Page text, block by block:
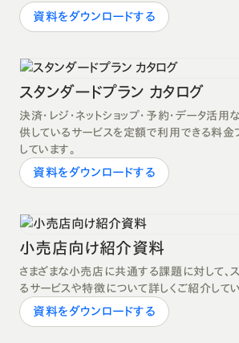
資料をダウンロードする
スタンダードプラン カタログ
決済・レジ・ネットショップ・予約・データ活用
供しているサービスを定額で利用できる料金
しています。
資料をダウンロードする
小売店向け紹介資料
さまざまな小売店に共通する課題に対して、
るサービスや特徴について詳しくご紹介してい
資料をダウンロードする